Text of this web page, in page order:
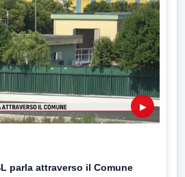
▶
parla attraverso il Comune